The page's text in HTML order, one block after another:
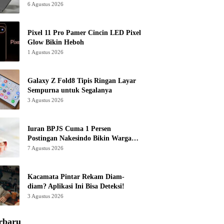
6 Agustus 2026
Pixel 11 Pro Pamer Cincin LED Pixel
Glow Bikin Heboh
1 Agustus 2026
Galaxy Z Fold8 Tipis Ringan Layar
Sempurna untuk Segalanya
3 Agustus 2026
Iuran BPJS Cuma 1 Persen
Postingan Nakesindo Bikin Warganet
Murka
7 Agustus 2026
Kacamata Pintar Rekam Diam-
diam? Aplikasi Ini Bisa Deteksi!
3 Agustus 2026